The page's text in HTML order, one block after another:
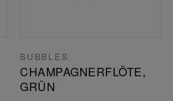
BUBBLES
CHAMPAGNERFLÖTE,
GRÜN